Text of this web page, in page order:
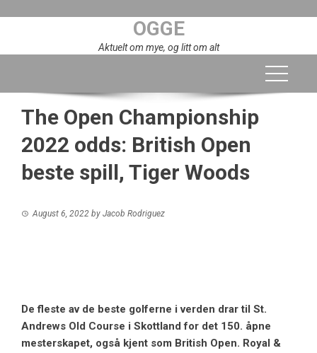
OGGE
Aktuelt om mye, og litt om alt
The Open Championship
2022 odds: British Open
beste spill, Tiger Woods
August 6, 2022 by Jacob Rodriguez
De fleste av de beste golferne i verden drar til St.
Andrews Old Course i Skottland for det 150. åpne
mesterskapet, også kjent som British Open. Royal &